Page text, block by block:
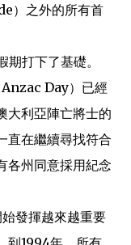
）之外的所有首
打下了基礎。
Day）已經
大利亞陣亡將士的
直在繼續尋找符合
各州同意採用紀念
發揮越來越重要